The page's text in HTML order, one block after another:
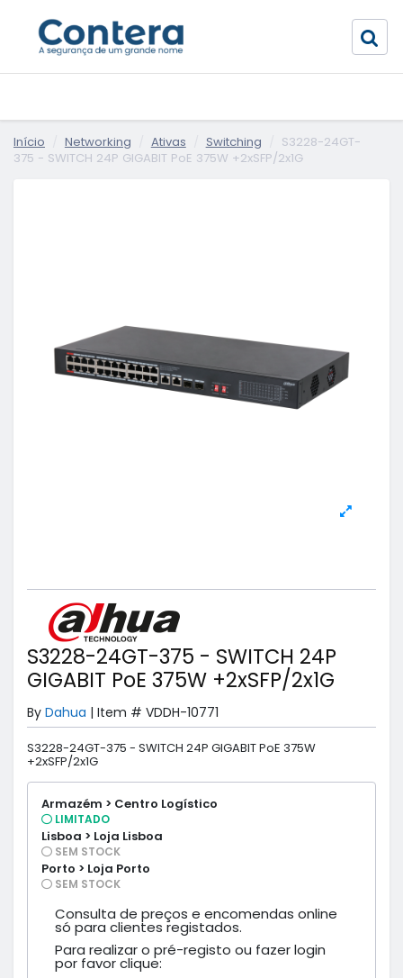
Início Networking Ativas Switching
S3228-24GT-
375 - SWITCH 24P GIGABIT PoE 375W +2xSFP/2x1G
S3228-24GT-375 - SWITCH 24P
GIGABIT PoE 375W +2xSFP/2x1G
By Dahua | Item # VDDH-10771
S3228-24GT-375 - SWITCH 24P GIGABIT PoE 375W
+2xSFP/2x1G
Armazém > Centro Logístico
LIMITADO
Lisboa > Loja Lisboa
SEM STOCK
Porto > Loja Porto
SEM STOCK
Consulta de preços e encomendas online
só para clientes registados.
Para realizar o pré-registo ou fazer login
por favor clique: